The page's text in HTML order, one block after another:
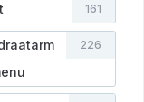
161
226